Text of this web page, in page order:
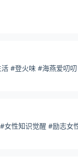
#登火味 #海燕爱叨
女性知识觉醒 #励志女